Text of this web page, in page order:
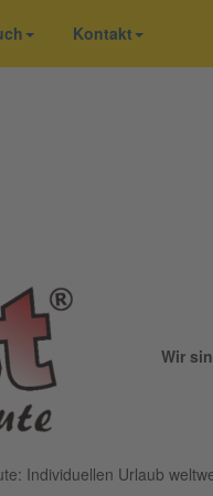
Wir
Individuellen Urlaub
Kontakt